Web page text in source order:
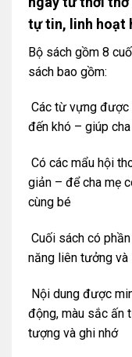
tự tin, linh hoạt
Bộ sách gồm 8
sách bao gồm:
Các từ vựng
đến khó – giúp
Có các mẩu hội
giản – để cha mẹ
cùng bé
Cuối sách có
năng liên tưởng
Nội dung được
động, màu sắc ấn
tượng và ghi nhớ